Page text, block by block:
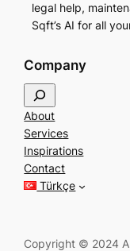
legal help,
Sqft’s AI for all
Company
e
a
r
c
h
About
Services
Inspirations
Contact
Türkçe
Copyright © 2024